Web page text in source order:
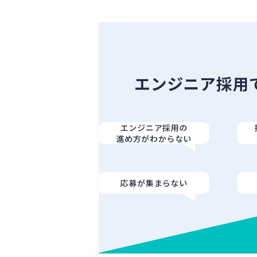
エンジニア採用
エンジニア採用の
進め方がわからない
応募が集まらない